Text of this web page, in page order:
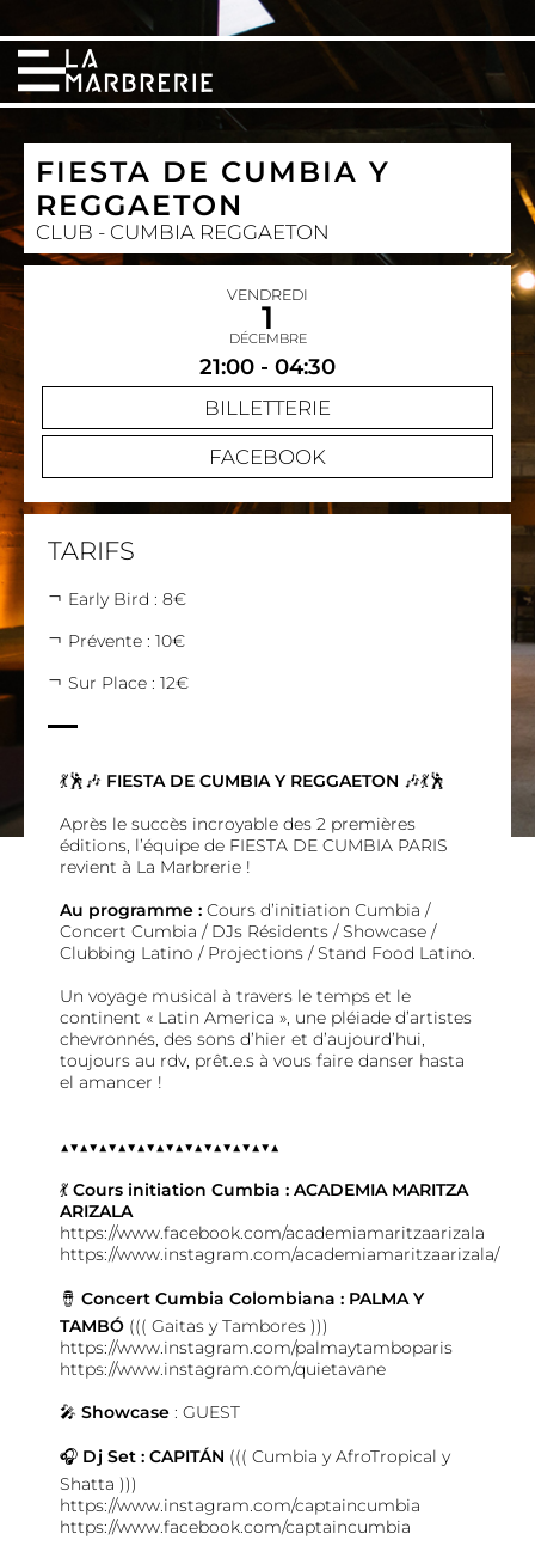
FIESTA DE CUMBIA Y
REGGAETON
CLUB - CUMBIA REGGAETON
VENDREDI
1
DÉCEMBRE
21:00 - 04:30
BILLETTERIE
FACEBOOK
TARIFS
Early Bird : 8€
Prévente : 10€
Sur Place : 12€
💃🕺🎶 FIESTA DE CUMBIA Y REGGAETON 🎶💃🕺
Après le succès incroyable des 2 premières
éditions, l’équipe de FIESTA DE CUMBIA PARIS
revient à La Marbrerie !
Au programme : Cours d’initiation Cumbia /
Concert Cumbia / DJs Résidents / Showcase /
Clubbing Latino / Projections / Stand Food Latino.
Un voyage musical à travers le temps et le
continent « Latin America », une pléiade d’artistes
chevronnés, des sons d’hier et d’aujourd’hui,
toujours au rdv, prêt.e.s à vous faire danser hasta
el amancer !
▲▼▲▼▲▼▲▼▲▼▲▼▲▼▲▼▲▼▲▼▲▼▲
💃 Cours initiation Cumbia : ACADEMIA MARITZA
ARIZALA
https://www.facebook.com/academiamaritzaarizala
https://www.instagram.com/academiamaritzaarizala/
🪘 Concert Cumbia Colombiana : PALMA Y
TAMBÓ ((( Gaitas y Tambores )))
https://www.instagram.com/palmaytamboparis
https://www.instagram.com/quietavane
🎤 Showcase : GUEST
🎧 Dj Set : CAPITÁN ((( Cumbia y AfroTropical y
Shatta )))
https://www.instagram.com/captaincumbia
https://www.facebook.com/captaincumbia